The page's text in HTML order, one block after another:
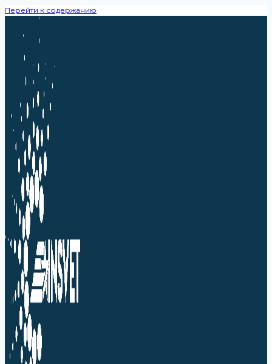
Перейти к содержанию